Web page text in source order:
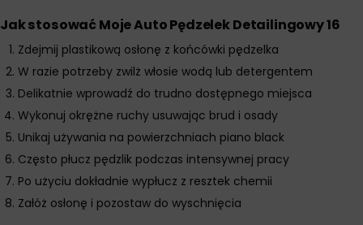
Jak stosować Moje Auto Pędzelek Detailingowy 16
Zdejmij plastikową osłonę z końcówki pędzelka
W razie potrzeby zwilż włosie wodą lub detergentem
Delikatnie wprowadź do trudno dostępnego miejsca
Wykonuj okrężne ruchy usuwając brud i osady
Unikaj używania na powierzchniach piano black
Często płucz pędzlik podczas intensywnej pracy
Po użyciu dokładnie wypłucz z resztek chemii
Załóż osłonę i pozostaw do wyschnięcia